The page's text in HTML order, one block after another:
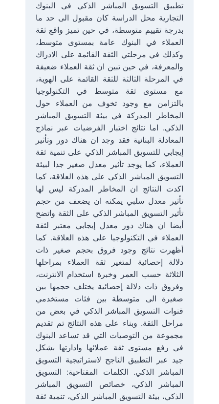
تطبيق التسويق المباشر الذكي في البنوك
التجارية محل الدراسة كان مقبول الى حد ما
بدرجة تقييم متوسطة، في حين تميز واقع ثقة
العملاء في البنوك عامة بمستوى متوسط،
وكذلك في مرحلتي الثقة القائمة على الادراك
والمعرفة، في حين تبين ان ثقة العملاء ضعيفة
في المرحلة الثالثة للثقة القائمة على الهوية،
مع مستوى ثقة متوسط في التكنولوجيا
بالتزامن مع وجود تخوف من العملاء حول
المخاطر المدركة في بيئة التسويق المباشر
الذكي. اما نتائج اختبار الفرضيات عبر نماذج
المعادلة البنائية فقد وجد ان هناك دور وتأثير
إيجابي للتسويق المباشر الذكي على تنمية ثقة
العملاء، كما يوجد تأثير معدل صغير جدا لبيئة
التسويق المباشر الذكي على هذه العلاقة، كما
اكدت النتائج ان المخاطر المدركة ليس لها
تأثير معدل سلبي يمكنه ان يضعف من حجم
تأثير التسويق المباشر الذكي على الثقة واتضح
أيضا ان هناك دور معدل إيجابي معتبر لثقة
العملاء في التكنولوجيا على هذه العلاقة. كما
أظهرت نتائج وجود فروق بحجم صغير ذات
دلالة إحصائية لمتغير ثقة العملاء بمراحلها
الثلاثة حسب العمر وخبرة استخدام الانترنت،
وفروق ذات دلالة إحصائية يختلف حجمها بين
صغيرة الى متوسطة بين فئات مستخدمي
قنوات التسويق المباشر الذكي في بعض من
مراحل الثقة. وبناء على هذه النتائج تم تقديم
مجموعة من التوصيات التي قد تساعد البنوك
في رفع مستوى ثقة عملائها وادارتها بشكل
جيد عبر التطبيق الناجح لاستراتيجية التسويق
المباشر الذكي. الكلمات المفتاحية: التسويق
المباشر الذكي، خصائص التسويق المباشر
الذكي، بيئة التسويق المباشر الذكي، تنمية ثقة